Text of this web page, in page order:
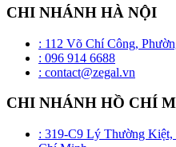
CHI NHÁNH HÀ NỘI
: 112 Võ Chí Công,
: 096 914 6688
: contact@zegal.vn
CHI NHÁNH HỒ CHÍ
: 319-C9 Lý Thường Kiệt,